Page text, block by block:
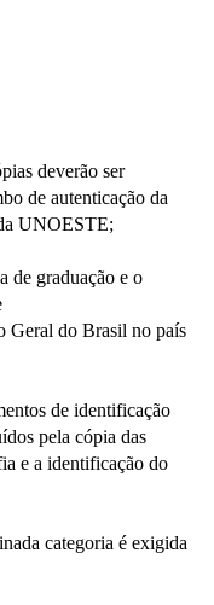
deverão ser
de autenticação da
UNOESTE;
de graduação e o
Geral do Brasil no país
de identificação
pela cópia das
e a identificação do
categoria é exigida